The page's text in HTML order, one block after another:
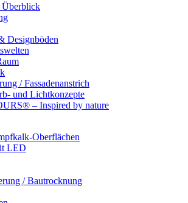
Überblick
Designböden
/ Fassadenanstrich
und Lichtkonzepte
– Inspired by nature
Oberflächen
LED
/ Bautrocknung